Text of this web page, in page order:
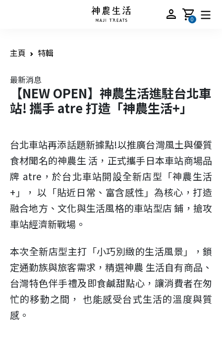
person shopping_cart
0
主頁 特輯
最新消息
【NEW OPEN】神農生活進駐台北車
站! 攜手 atre 打造「神農生活+」
台北車站再添話題新據點!以推廣台灣風土與優質
食材聞名的神農生 活，正式攜手日本車站商場品
牌 atre，於台北車站開設全新店型「神農生活
+」， 以「貼近日常、富含感性」為核心，打造
融合地方、文化與生活風格的車站型店 鋪，搶攻
車站經濟新戰場。
本次全新店型主打「小巧別緻的生活風景」，鎖
定通勤族與旅客需求，精選神農 生活自有商品、
台灣特色伴手禮及即食鹹甜點心，讓消費者在匆
忙的移動之間， 也能感受台式生活的溫度與質
感。